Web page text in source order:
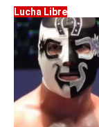
Lucha Libre